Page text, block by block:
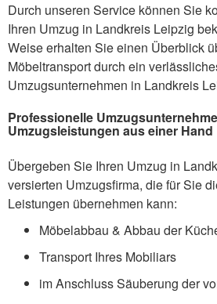
Durch unseren Service können Sie
Ihren Umzug in Landkreis Leipzig
Weise erhalten Sie einen Überblick
Möbeltransport durch ein
Umzugsunternehmen in Landkreis
Professionelle
Umzugsleistungen aus einer Hand
Übergeben Sie Ihren Umzug in
versierten Umzugsfirma, die für Sie
Leistungen übernehmen kann:
Möbelabbau & Abbau der
Transport Ihres Mobiliars
im Anschluss Säuberung der